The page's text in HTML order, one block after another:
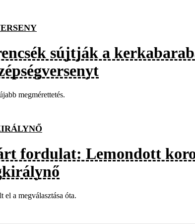
sújtják a
megmérettetés.
fordulat: Lemondott
el a megválasztása óta.